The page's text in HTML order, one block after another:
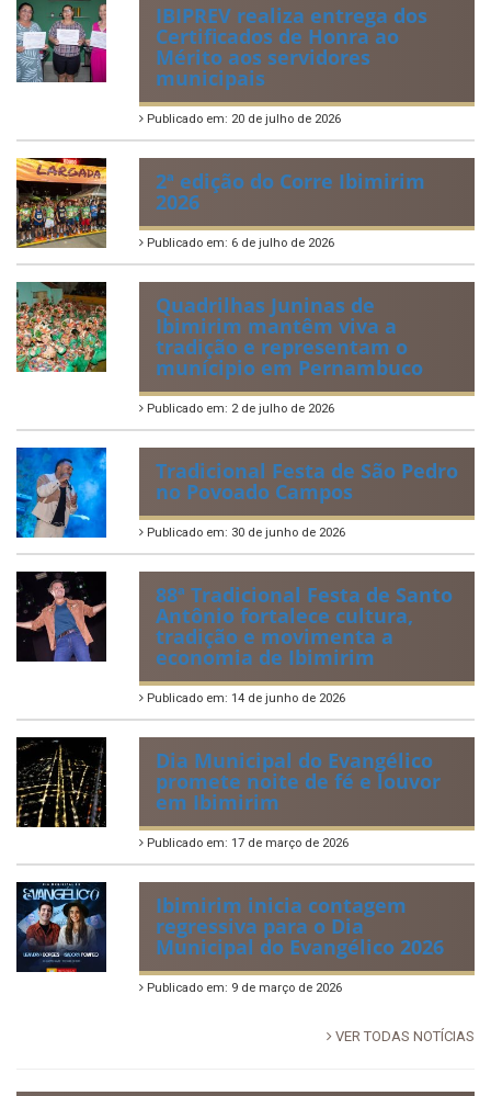
IBIPREV realiza entrega dos
Certificados de Honra ao
Mérito aos servidores
municipais
Publicado em: 20 de julho de 2026
2ª edição do Corre Ibimirim
2026
Publicado em: 6 de julho de 2026
Quadrilhas Juninas de
Ibimirim mantêm viva a
tradição e representam o
munícipio em Pernambuco
Publicado em: 2 de julho de 2026
Tradicional Festa de São Pedro
no Povoado Campos
Publicado em: 30 de junho de 2026
88ª Tradicional Festa de Santo
Antônio fortalece cultura,
tradição e movimenta a
economia de Ibimirim
Publicado em: 14 de junho de 2026
Dia Municipal do Evangélico
promete noite de fé e louvor
em Ibimirim
Publicado em: 17 de março de 2026
Ibimirim inicia contagem
regressiva para o Dia
Municipal do Evangélico 2026
Publicado em: 9 de março de 2026
VER TODAS NOTÍCIAS